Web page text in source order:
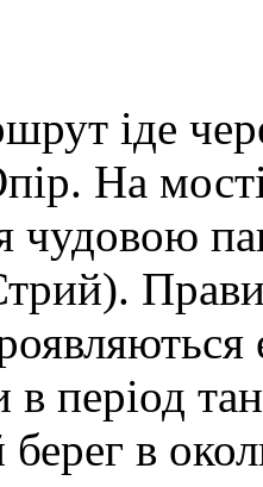
іде
На
чудовою
період
берег в